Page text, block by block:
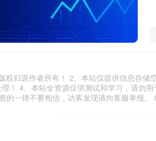
权归原作者所有！ 2、本站仅提供信息存
！ 4、本站全资源仅供测试和学习，请勿
的一律不要相信，访客发现请向客服举报